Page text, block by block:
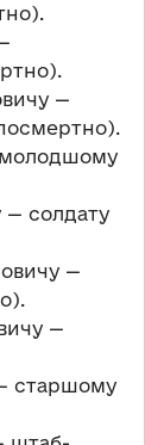
—
молодшому
солдату
—
—
старшому